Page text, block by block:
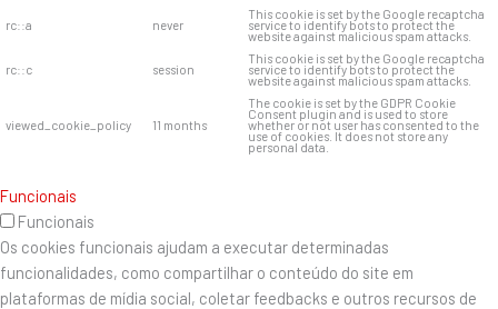
rc::a never
This cookie is set by the Google recaptcha
service to identify bots to protect the
website against malicious spam attacks.
rc::c session
This cookie is set by the Google recaptcha
service to identify bots to protect the
website against malicious spam attacks.
viewed_cookie_policy 11 months
The cookie is set by the GDPR Cookie
Consent plugin and is used to store
whether or not user has consented to the
use of cookies. It does not store any
personal data.
Funcionais
Funcionais
Os cookies funcionais ajudam a executar determinadas
funcionalidades, como compartilhar o conteúdo do site em
plataformas de mídia social, coletar feedbacks e outros recursos de